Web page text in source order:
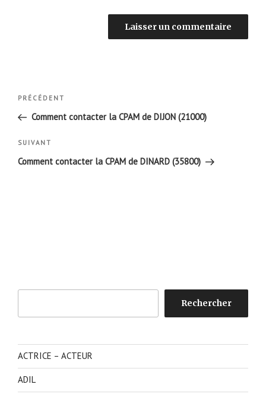
Navigation
l’article
Article
précédent
PRÉCÉDENT
Comment contacter la CPAM de DIJON (21000)
Article
suivant
SUIVANT
Comment contacter la CPAM de DINARD (35800)
Rechercher
ACTRICE – ACTEUR
ADIL